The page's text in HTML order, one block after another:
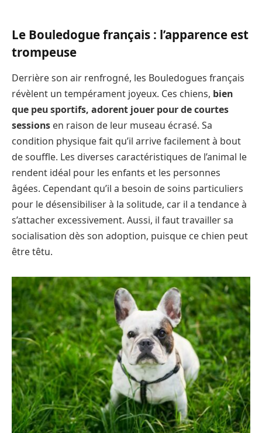
Le Bouledogue français : l’apparence est
trompeuse
Derrière son air renfrogné, les Bouledogues français
révèlent un tempérament joyeux. Ces chiens, bien
que peu sportifs, adorent jouer pour de courtes
sessions en raison de leur museau écrasé. Sa
condition physique fait qu’il arrive facilement à bout
de souffle. Les diverses caractéristiques de l’animal le
rendent idéal pour les enfants et les personnes
âgées. Cependant qu’il a besoin de soins particuliers
pour le désensibiliser à la solitude, car il a tendance à
s’attacher excessivement. Aussi, il faut travailler sa
socialisation dès son adoption, puisque ce chien peut
être têtu.